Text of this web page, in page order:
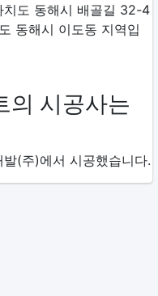
치도 동해시 배골길 32-4
동해시 이도동 지역입
의 시공사는
(주)에서 시공했습니다.